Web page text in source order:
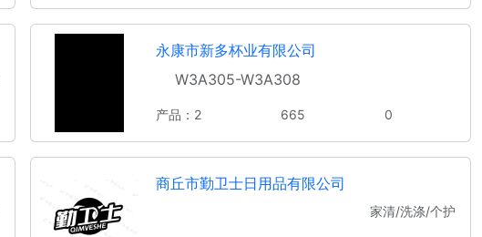
永康市新多杯业有限公司
W3A305-W3A308
产品：2 665 0
商丘市勤卫士日用品有限公司
家清/洗涤/个护